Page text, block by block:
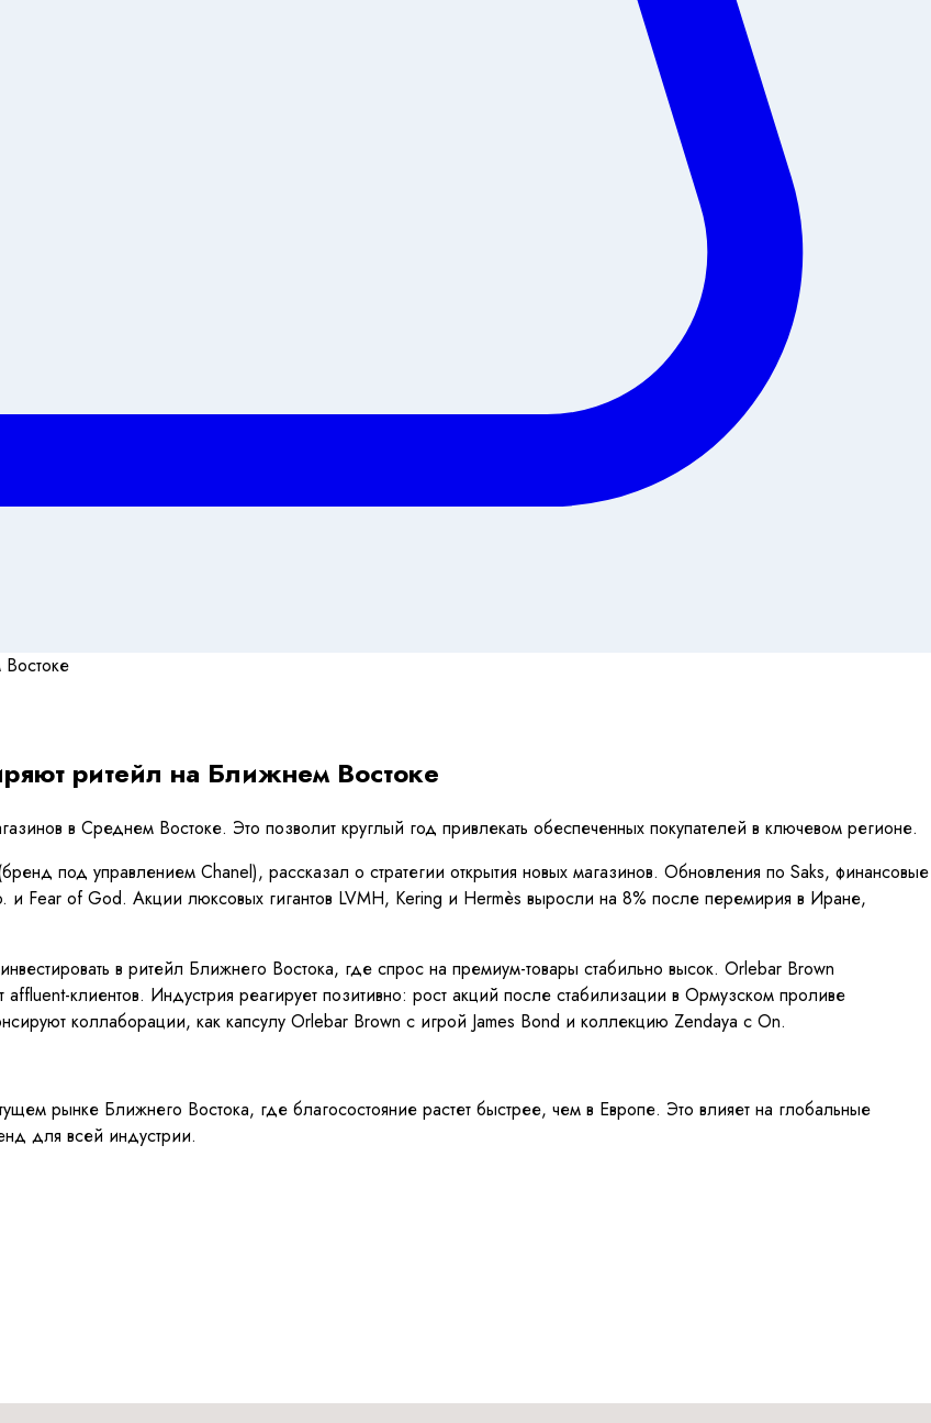
ритейл на Ближнем Востоке
в Среднем Востоке. Это позволит круглый год привлекать обеспеченных покупателей в ключевом регионе.
под управлением Chanel), рассказал о стратегии открытия новых магазинов. Обновления по Saks, финансовые
и Fear of God. Акции люксовых гигантов LVMH, Kering и Hermès выросли на 8% после перемирия в Иране,
в ритейл Ближнего Востока, где спрос на премиум-товары стабильно высок. Orlebar Brown
клиентов. Индустрия реагирует позитивно: рост акций после стабилизации в Ормузском проливе
коллаборации, как капсулу Orlebar Brown с игрой James Bond и коллекцию Zendaya с On.
рынке Ближнего Востока, где благосостояние растет быстрее, чем в Европе. Это влияет на глобальные
для всей индустрии.